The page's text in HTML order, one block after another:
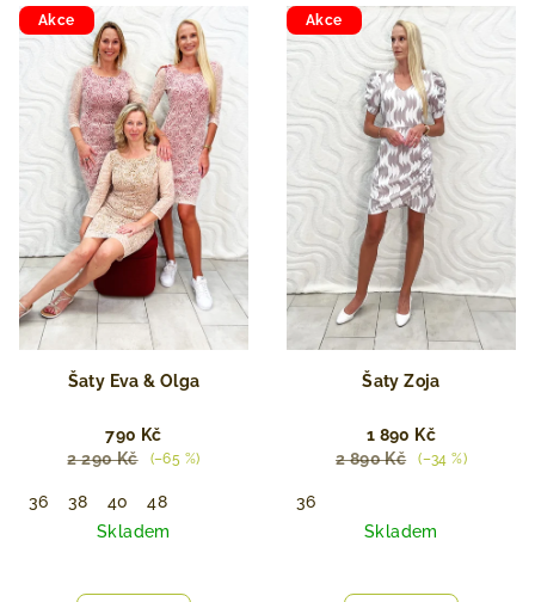
Akce
Šaty Eva & Olga
790 Kč
2 290 Kč
(–65 %)
36 38 40
48
Skladem
Akce
Šaty Zoja
1 890 Kč
2 890 Kč
(–34 %)
36
Skladem